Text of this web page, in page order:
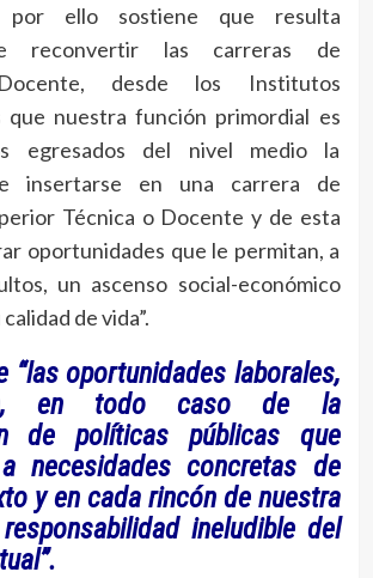
por ello sostiene que resulta
reconvertir las carreras de
desde los Institutos
que nuestra función primordial es
egresados del nivel medio la
insertarse en una carrera de
Técnica o Docente y de esta
oportunidades que le permitan, a
un ascenso social-económico
de vida”.
“las oportunidades laborales,
en todo caso de la
de políticas públicas que
necesidades concretas de
y en cada rincón de nuestra
ineludible del